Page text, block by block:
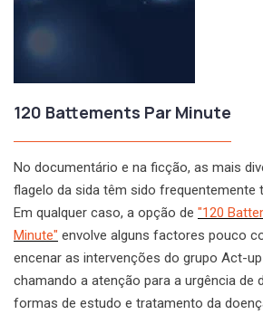
120 Battements Par Minute
No documentário e na ficção, as mais
flagelo da sida têm sido frequentemente
Em qualquer caso, a opção de "120
Minute" envolve alguns factores pouco
encenar as intervenções do grupo Act-
chamando a atenção para a urgência de
formas de estudo e tratamento da